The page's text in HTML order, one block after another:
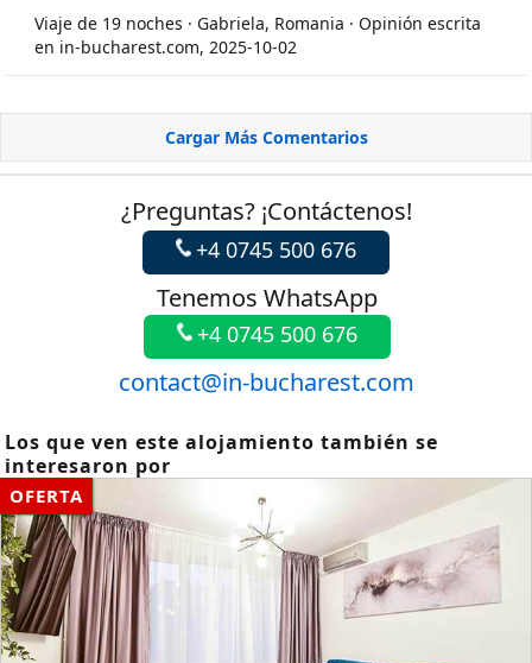
Viaje de 19 noches · Gabriela, Romania · Opinión escrita
en in-bucharest.com, 2025-10-02
Cargar Más Comentarios
¿Preguntas? ¡Contáctenos!
+4 0745 500 676
Tenemos WhatsApp
+4 0745 500 676
contact@in-bucharest.com
Los que ven este alojamiento también se
interesaron por
OFERTA